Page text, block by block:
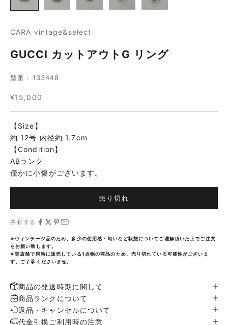
CARA vintage&select
GUCCI カットアウトG リング
型番 : 133448
セール価格
¥15,000
【Size】
約 12号 内径約 1.7cm
【Condition】
ABランク
僅かに小傷がございます。
売り切れ
共有する
※ヴィンテージ品のため、多少の使用感・匂いなど状態についてご理解頂いた上でご注文
をお願い致します。
※実店舗で同時に販売している1点物の商品のため、売り切れている可能性がございま
す。ご了承くださいませ。
商品の発送時期に関して
商品ランクについて
返品・キャンセルについて
代金引換ご利用時の注意